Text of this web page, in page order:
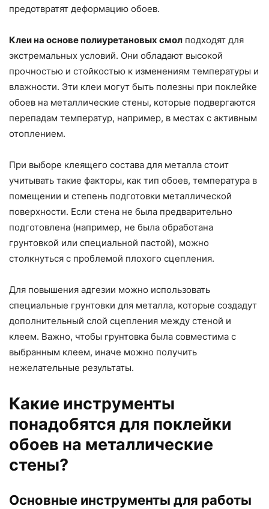
предотвратят деформацию обоев.
Клеи на основе полиуретановых смол подходят для
экстремальных условий. Они обладают высокой
прочностью и стойкостью к изменениям температуры и
влажности. Эти клеи могут быть полезны при поклейке
обоев на металлические стены, которые подвергаются
перепадам температур, например, в местах с активным
отоплением.
При выборе клеящего состава для металла стоит
учитывать такие факторы, как тип обоев, температура в
помещении и степень подготовки металлической
поверхности. Если стена не была предварительно
подготовлена (например, не была обработана
грунтовкой или специальной пастой), можно
столкнуться с проблемой плохого сцепления.
Для повышения адгезии можно использовать
специальные грунтовки для металла, которые создадут
дополнительный слой сцепления между стеной и
клеем. Важно, чтобы грунтовка была совместима с
выбранным клеем, иначе можно получить
нежелательные результаты.
Какие инструменты
понадобятся для поклейки
обоев на металлические
стены?
Основные инструменты для работы